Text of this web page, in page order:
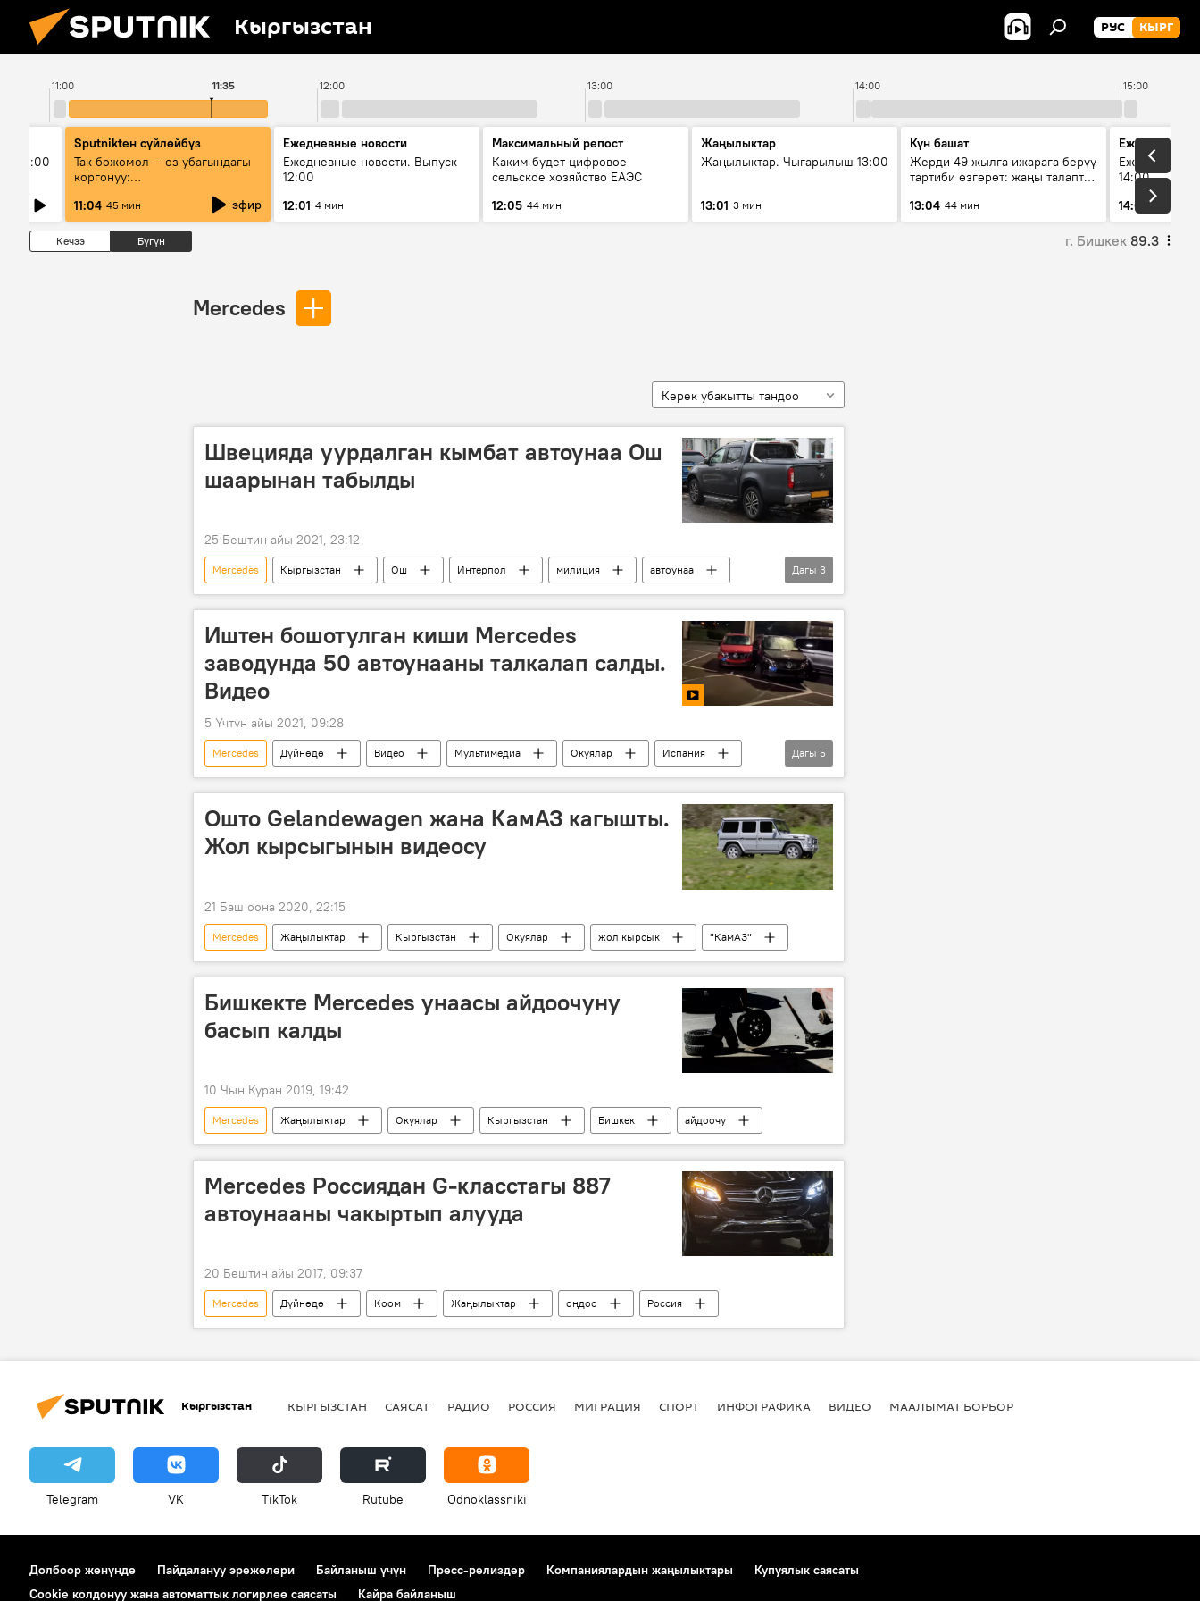
Кыргызстан РУС КЫРГ
11:00 12:00 13:00 14:00 15:00
11:35
11:00
Sputnikteн сүйлөйбүз
Так божомол — өз убагындагы
коргонуу:
гидрометеорологиялык кызмат
кантип өркүндөтүлүүдө
11:04 45 мин эфир
Ежедневные новости
Ежедневные новости. Выпуск
12:00
12:01 4 мин
Максимальный репост
Каким будет цифровое
сельское хозяйство ЕАЭС
12:05 44 мин
Жаңылыктар
Жаңылыктар. Чыгарылыш 13:00
13:01 3 мин
Күн башат
Жерди 49 жылга ижарага берүү
тартиби өзгөрөт: жаңы талаптар
13:04 44 мин
Ежедневные
Ежедневные
14:00
14:01
3 мин
Кечээ Бүгүн г. Бишкек 89.3
Mercedes
Керек убакытты тандоо
Швецияда уурдалган кымбат автоунаа Ош
шаарынан табылды
25 Бештин айы 2021, 23:12
Mercedes Кыргызстан Ош Интерпол милиция
автоунаа
иликтөө
Швеция уурдоо
Дагы 3
Иштен бошотулган киши Mercedes
заводунда 50 автоунааны талкалап салды.
Видео
5 Үчтүн айы 2021, 09:28
Mercedes Дүйнөдө Видео Мультимедиа Окуялар
Испания
автоунаа
өч алуу иш кызматкер полиция
Дагы 5
Ошто Gelandewagen жана КамАЗ кагышты.
Жол кырсыгынын видеосу
21 Баш оона 2020, 22:15
Mercedes Жаңылыктар Кыргызстан Окуялар жол кырсык "КамАЗ"
Бишкекте Mercedes унаасы айдоочуну
басып калды
10 Чын Куран 2019, 19:42
Mercedes Жаңылыктар Окуялар Кыргызстан Бишкек айдоочу
Mercedes Россиядан G-класстагы 887
автоунааны чакыртып алууда
20 Бештин айы 2017, 09:37
Mercedes Дүйнөдө Коом Жаңылыктар оңдоо Россия
Кыргызстан КЫРГЫЗСТАН САЯСАТ РАДИО РОССИЯ МИГРАЦИЯ СПОРТ ИНФОГРАФИКА ВИДЕО МААЛЫМАТ БОРБОР
Telegram VK ТikТоk Rutube Odnoklassniki
Долбоор жөнүндө Пайдалануу эрежелери Байланыш үчүн Пресс-релиздер Компаниялардын жаңылыктары
Купуялык саясаты
Cookie колдонуу жана автоматтык логирлөө саясаты
Кайра байланыш